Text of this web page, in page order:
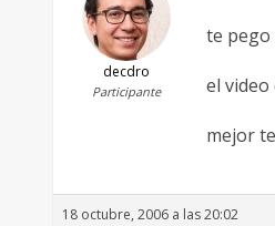
decdro
Participante
te pego
el
mejor
18 octubre, 2006 a las 20:02